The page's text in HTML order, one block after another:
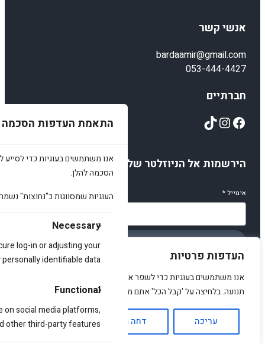
העדפות פרטיות
אנו משתמשים בעוגיות כדי לשפר את האתר, להציג תוכן מותאם ולנתח
תנועה. בלחיצה על 'קבל הכל' אתם מסכימים לכך.
עריכה דחה הכל אשר הכל
התאמת העדפות הסכמה
אנו משתמשים בעוגיות כדי לסייע
הסכמה להלן.
העוגיות שמסווגות כ"נחוצות"
Necessary
log-in or adjusting your
identifiable data.
Functional
social media platforms,
other third-party features.
אנשי קשר
bardaamir@gmail.com
053-444-4427
חברתיים
Facebook
Instagram
TikTok
הירשמות אל הניוזלטר שלנו
אימייל*
© 2025 amirstuff. All rights reserved.